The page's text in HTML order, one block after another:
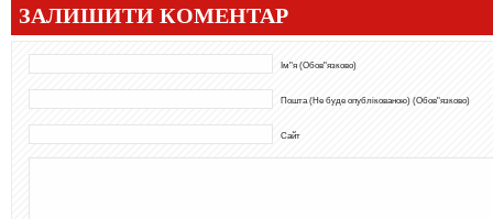
ЗАЛИШИТИ КОМЕНТАР
Ім"я (Обов"язково)
Пошта (Не буде опублікованою) (Обов"язково)
Сайт